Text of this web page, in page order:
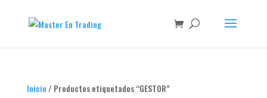
Inicio / Productos etiquetados “GESTOR”